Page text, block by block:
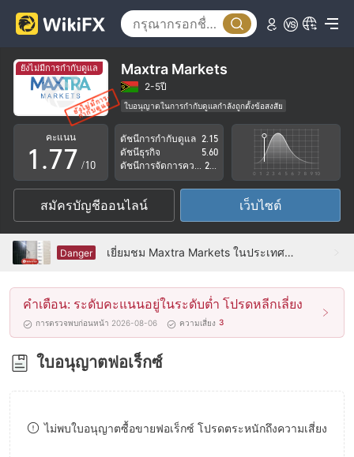
ยังไม่มีการกำกับดูแล Maxtra Markets
2-5ปี
ใบอนุญาตในการกำกับดูแลกำลังถูกตั้งข้อสงสัย
กลุ่มธุรกิจที่ต้องสงสัย
ระวังความเสี่ยงอันตรายที่อาจจะซ่อนอยู่
คะแนน
0
1
2
3
4
5
6
7
8
.
3
4
5
6
7
8
9
3
4
5
6
7
8
9
/10
ดัชนีการกำกับดูแล 2.15
ดัชนีธุรกิจ
5.60
สมัครบัญชีออนไลน์ เว็บไซต์
Danger เยี่ยมชม Maxtra Markets ในประเทศไทย - ไม่พบสำนักงาน
คำเตือน: ระดับคะแนนอยู่ในระดับต่ำ โปรดหลีกเลี่ยง
การตรวจพบก่อนหน้า 2026-08-06 ความเสี่ยง 3
ใบอนุญาตฟอเร็กซ์
ไม่พบใบอนุญาตซื้อขายฟอเร็กซ์ โปรดตระหนักถึงความเสี่ยง